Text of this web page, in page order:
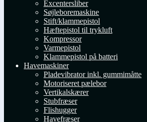
Excentersliber
Søjleboremaskine
Stift/klammepistol
Hæftepistol til trykluft
Kompressor
Varmepistol
Klammepistol på batteri
Havemaskiner
Pladevibrator inkl. gummimåtte
Motoriseret pælebor
Vertikalskærer
Stubfræser
Flishugger
Havefræser